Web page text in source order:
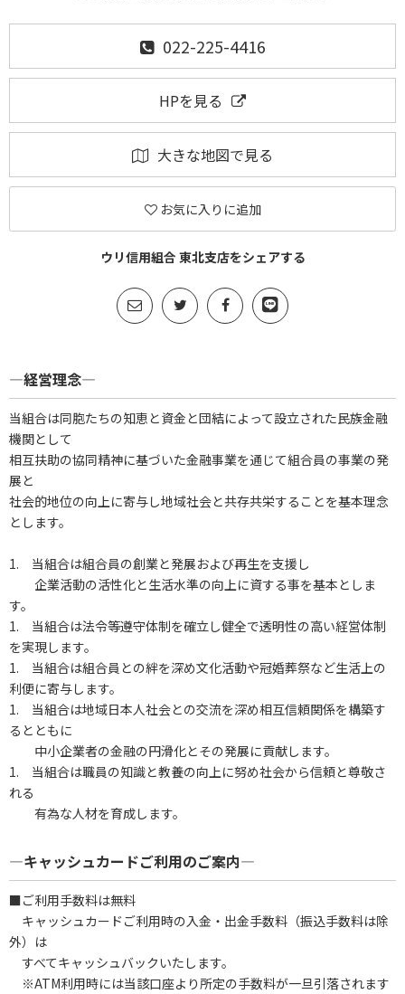
022-225-4416
HPを見る
大きな地図で見る
お気に入りに追加
ウリ信用組合 東北支店をシェアする
―経営理念―
当組合は同胞たちの知恵と資金と団結によって設立された民族金融
機関として
相互扶助の協同精神に基づいた金融事業を通じて組合員の事業の発
展と
社会的地位の向上に寄与し地域社会と共存共栄することを基本理念
とします。
1. 当組合は組合員の創業と発展および再生を支援し
企業活動の活性化と生活水準の向上に資する事を基本としま
す。
1. 当組合は法令等遵守体制を確立し健全で透明性の高い経営体制
を実現します。
1. 当組合は組合員との絆を深め文化活動や冠婚葬祭など生活上の
利便に寄与します。
1. 当組合は地域日本人社会との交流を深め相互信頼関係を構築す
るとともに
中小企業者の金融の円滑化とその発展に貢献します。
1. 当組合は職員の知識と教養の向上に努め社会から信頼と尊敬さ
れる
有為な人材を育成します。
―キャッシュカードご利用のご案内―
■ご利用手数料は無料
キャッシュカードご利用時の入金・出金手数料（振込手数料は除
外）は
すべてキャッシュバックいたします。
※ATM利用時には当該口座より所定の手数料が一旦引落されます